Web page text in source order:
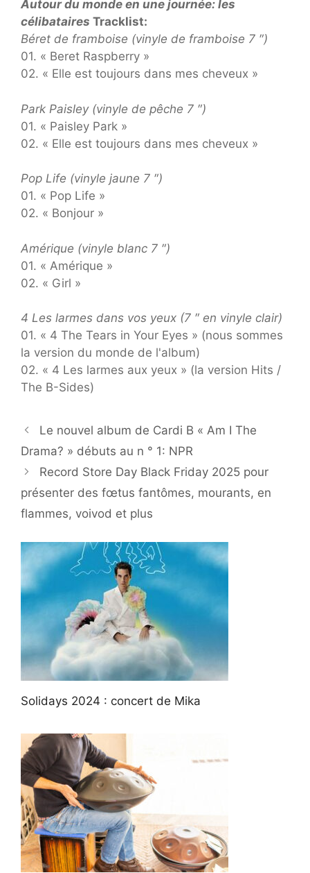
Autour du monde en une journée: les
célibataires Tracklist:
Béret de framboise (vinyle de framboise 7 ″)
01. « Beret Raspberry »
02. « Elle est toujours dans mes cheveux »
Park Paisley (vinyle de pêche 7 ″)
01. « Paisley Park »
02. « Elle est toujours dans mes cheveux »
Pop Life (vinyle jaune 7 ″)
01. « Pop Life »
02. « Bonjour »
Amérique (vinyle blanc 7 ″)
01. « Amérique »
02. « Girl »
4 Les larmes dans vos yeux (7 ″ en vinyle clair)
01. « 4 The Tears in Your Eyes » (nous sommes
la version du monde de l'album)
02. « 4 Les larmes aux yeux » (la version Hits /
The B-Sides)
Le nouvel album de Cardi B « Am I The
Drama? » débuts au n ° 1: NPR
Record Store Day Black Friday 2025 pour
présenter des fœtus fantômes, mourants, en
flammes, voivod et plus
Solidays 2024 : concert de Mika